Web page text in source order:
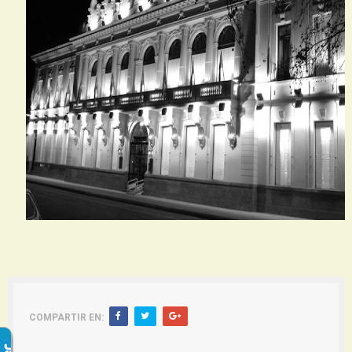
COMPARTIR EN: